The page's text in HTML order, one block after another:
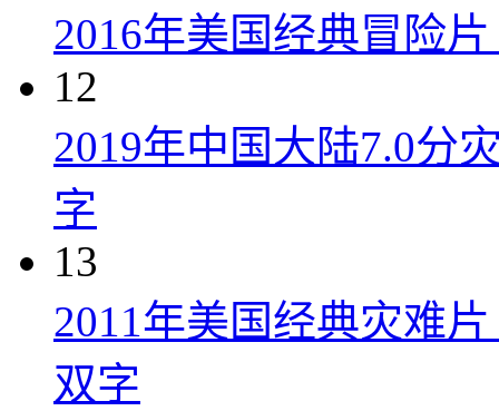
2016年美国经典冒险
12
2019年中国大陆7.0分
字
13
2011年美国经典灾难
双字